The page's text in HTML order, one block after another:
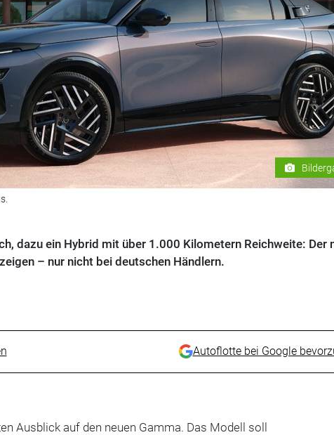
dazu ein Hybrid mit über 1.000 Kilometern Reichweite: Der
– nur nicht bei deutschen Händlern.
Autoflotte bei Google
Ausblick auf den neuen Gamma. Das Modell soll